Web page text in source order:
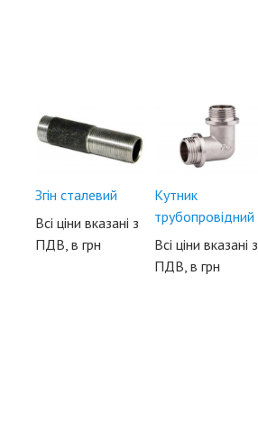
Згін сталевий
Всі ціни вказані з
ПДВ, в грн
Кутник
трубопровідний
Всі ціни вказані з
ПДВ, в грн